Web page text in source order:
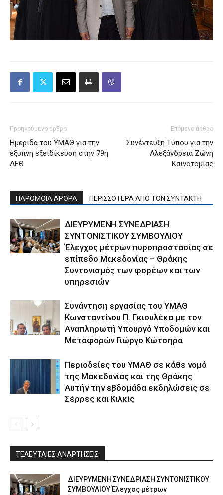
Προηγούμενο άρθρο
Ημερίδα του ΥΜΑΘ για την
έξυπνη εξειδίκευση στην 79η
ΔΕΘ
Επόμενο άρθρο
Συνέντευξη Τύπου για την
Αλεξάνδρεια Ζώνη
Καινοτομίας
ΠΑΡΟΜΟΙΑ ΑΡΘΡΑ ΠΕΡΙΣΣΟΤΕΡΑ ΑΠΟ ΤΟΝ ΣΥΝΤΑΚΤΗ
ΔΙΕΥΡΥΜΕΝΗ ΣΥΝΕΔΡΙΑΣΗ
ΣΥΝΤΟΝΙΣΤΙΚΟΥ ΣΥΜΒΟΥΛΙΟΥ
Έλεγχος μέτρων πυροπροστασίας σε
επίπεδο Μακεδονίας – Θράκης
Συντονισμός των φορέων και των
υπηρεσιών
Συνάντηση εργασίας του ΥΜΑΘ
Κωνσταντίνου Π. Γκιουλέκα με τον
Αναπληρωτή Υπουργό Υποδομών και
Μεταφορών Γιώργο Κώτσηρα
Περιοδείες του ΥΜΑΘ σε κάθε νομό
της Μακεδονίας και της Θράκης
Αυτήν την εβδομάδα εκδηλώσεις σε
Σέρρες και Κιλκίς
ΤΕΛΕΥΤΑΙΕΣ ΑΝΑΡΤΗΣΕΙΣ
ΔΙΕΥΡΥΜΕΝΗ ΣΥΝΕΔΡΙΑΣΗ ΣΥΝΤΟΝΙΣΤΙΚΟΥ
ΣΥΜΒΟΥΛΙΟΥ Έλεγχος μέτρων